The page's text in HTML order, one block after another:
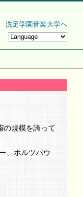
洗足学園音楽大学へ
の規模を誇って
、ホルツバウ